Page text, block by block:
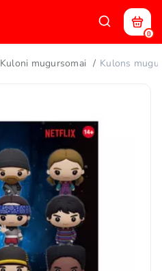
0
Kuloni mugursomai Kulons